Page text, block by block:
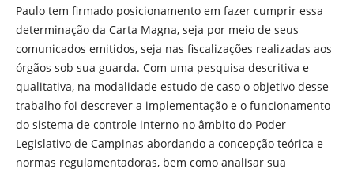
Paulo tem firmado posicionamento em fazer cumprir essa
determinação da Carta Magna, seja por meio de seus
comunicados emitidos, seja nas fiscalizações realizadas aos
órgãos sob sua guarda. Com uma pesquisa descritiva e
qualitativa, na modalidade estudo de caso o objetivo desse
trabalho foi descrever a implementação e o funcionamento
do sistema de controle interno no âmbito do Poder
Legislativo de Campinas abordando a concepção teórica e
normas regulamentadoras, bem como analisar sua